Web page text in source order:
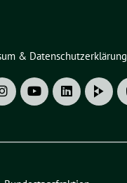
& Datenschutzerklärung